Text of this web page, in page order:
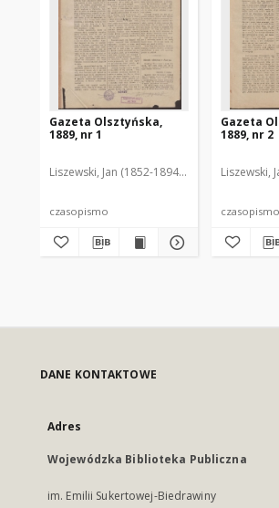
Gazeta Olsztyńska,
1889, nr 1
Liszewski, Jan (1852-1894). Red.
czasopismo
Gazeta
1889, nr 2
Liszewski,
czasopismo
DANE KONTAKTOWE
Adres
Wojewódzka Biblioteka Publiczna
im. Emilii Sukertowej-Biedrawiny